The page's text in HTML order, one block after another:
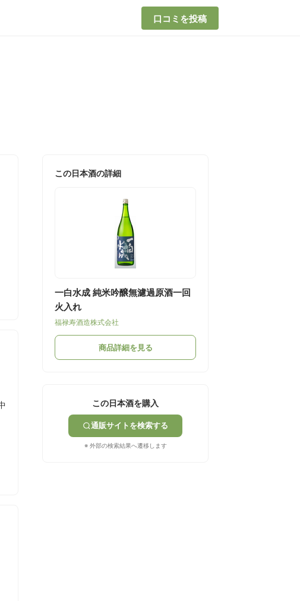
口コミを投稿
この日本酒の詳細
一白水成 純米吟醸無濾過原酒一回
火入れ
福禄寿酒造株式会社
商品詳細を見る
この日本酒を購入
通販サイトを検索する
※ 外部の検索結果へ遷移します